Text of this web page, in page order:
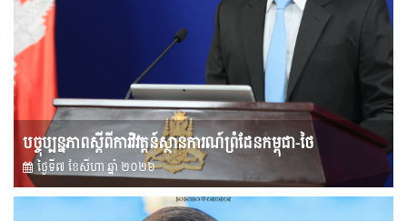
បច្ចុប្បន្នភាពស្ដីពីការវិវត្តន៍ស្ថានការណ៍ព្រំដែនកម្ពុជា-ថៃ
ថ្ងៃទី៧ ខែ​សីហា ឆ្នាំ ២០២៦